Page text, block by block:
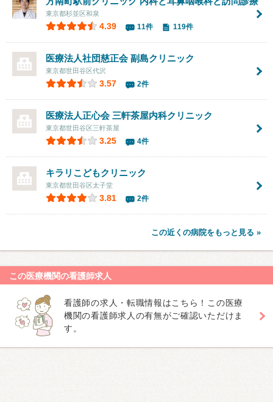
東京都杉並区和泉
4.39 11件 119件
医療法人社団慈正会副島クリニック
東京都世田谷区代沢
3.57 2件
医療法人正心会 三軒茶屋内科クリニック
東京都世田谷区三軒茶屋
3.25 4件
キラリこどもクリニック
東京都世田谷区太子堂
3.81 2件
この近くの病院をもっと見る »
この医療機関の看護師求人
看護師の求人・転職情報はこちら！この医療
機関の看護師求人の有無がご確認いただけま
す。